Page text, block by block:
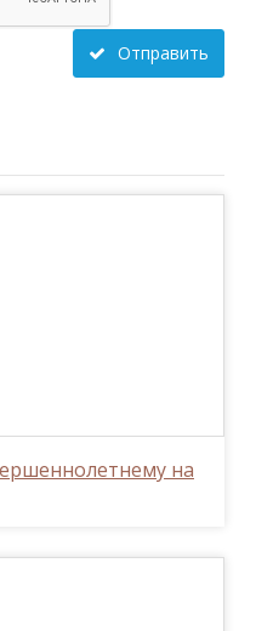
Отправить
на